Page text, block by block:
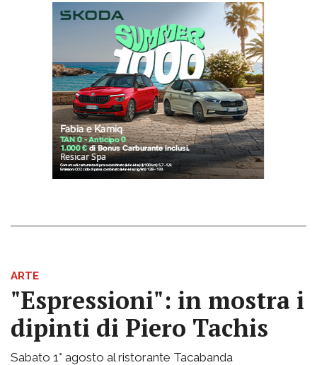
ARTE
"Espressioni": in mostra i
dipinti di Piero Tachis
Sabato 1° agosto al ristorante Tacabanda